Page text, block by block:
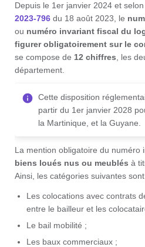
Depuis le 1er janvier 2024 et selon
2023-796 du 18 août 2023, le
ou numéro invariant fiscal du
figurer obligatoirement sur le
se compose de 12 chiffres , les
département.
Cette disposition
partir du 1er janvier 2028
la Martinique, et la Guyane.
La mention obligatoire du numéro
biens loués nus ou meublés à
Ainsi, les catégories suivantes
Les colocations avec contrats
entre le bailleur et les
Le bail mobilité ;
Les baux commerciaux ;